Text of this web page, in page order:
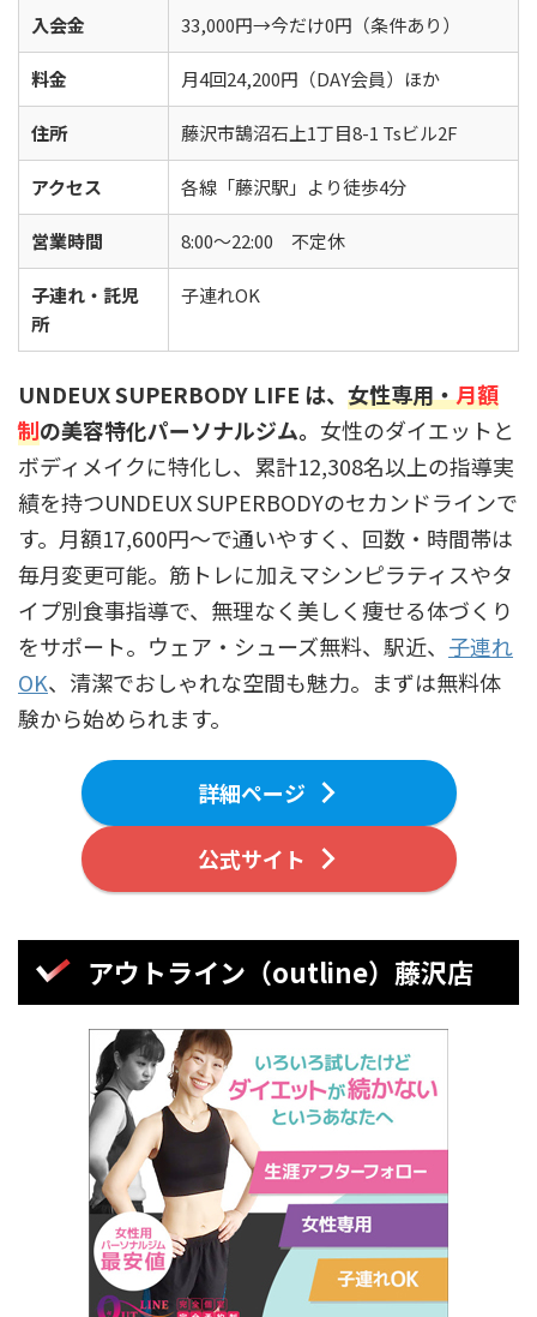
入会金 33,000円→今だけ0円（条件あり）
料金 月4回24,200円（DAY会員）ほか
住所 藤沢市鵠沼石上1丁目8-1 Tsビル2F
アクセス 各線「藤沢駅」より徒歩4分
営業時間 8:00〜22:00 不定休
子連れ・託児
所
子連れOK
UNDEUX SUPERBODY LIFE は、 女性専用・月額
制の美容特化パーソナルジム。 女性のダイエットと
ボディメイクに特化し、累計12,308名以上の指導実
績を持つUNDEUX SUPERBODYのセカンドラインで
す。月額17,600円〜で通いやすく、回数・時間帯は
毎月変更可能。筋トレに加えマシンピラティスやタ
イプ別食事指導で、無理なく美しく痩せる体づくり
をサポート。ウェア・シューズ無料、駅近、 子連れ
OK、清潔でおしゃれな空間も魅力。まずは無料体
験から始められます。
詳細ページ
公式サイト
アウトライン（outline）藤沢店